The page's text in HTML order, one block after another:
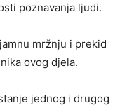
poznavanja ljudi.
mržnju i prekid
ovog djela.
jednog i drugog